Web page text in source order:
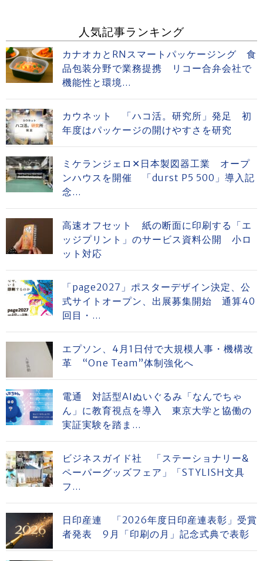
人気記事ランキング
カナオカとRNスマートパッケージング 食
品包装分野で業務提携 リコー合弁会社で
機能性と環境...
カウネット 「ハコ活。研究所」発足 初
年度はパッケージの開けやすさを研究
ミケランジェロ✕日本製図器工業 オープ
ンハウスを開催 「durst P5 500」導入記
念...
高速オフセット 紙の断面に印刷する「エ
ッジプリント」のサービス資料公開 小ロ
ット対応
「page2027」ポスターデザイン決定、公
式サイトオープン、出展募集開始 通算40
回目・...
エプソン、4月1日付で大規模人事・機構改
革 “One Team”体制強化へ
電通 対話型AIぬいぐるみ「なんでちゃ
ん」に教育視点を導入 東京大学と協働の
実証実験を踏ま...
ビジネスガイド社 「ステーショナリー&
ペーパーグッズフェア」「STYLISH文具
フ...
日印産連 「2026年度日印産連表彰」受賞
者発表 9月「印刷の月」記念式典で表彰